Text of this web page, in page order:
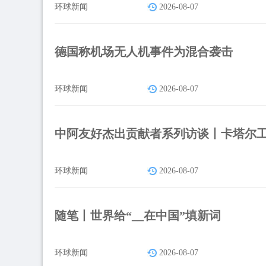
环球新闻 2026-08-07
德国称机场无人机事件为混合袭击
环球新闻 2026-08-07
中阿友好杰出贡献者系列访谈丨卡塔尔
环球新闻 2026-08-07
随笔丨世界给“__在中国”填新词
环球新闻 2026-08-07